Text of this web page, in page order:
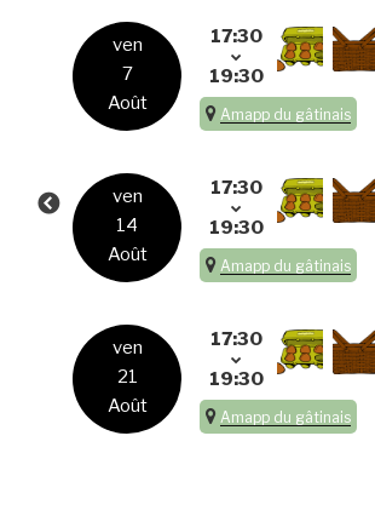
ven
7
Août
17:30
19:30
Amapp du gâtinais
ven
14
Août
17:30
19:30
Amapp du gâtinais
ven
21
Août
17:30
19:30
Amapp du gâtinais